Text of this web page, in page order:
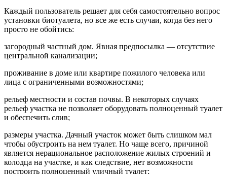
Каждый пользователь решает для себя самостоятельно вопрос
установки биотуалета, но все же есть случаи, когда без него
просто не обойтись:
загородный частный дом. Явная предпосылка — отсутствие
центральной канализации;
проживание в доме или квартире пожилого человека или
лица с ограниченными возможностями;
рельеф местности и состав почвы. В некоторых случаях
рельеф участка не позволяет оборудовать полноценный туалет
и обеспечить слив;
размеры участка. Дачный участок может быть слишком мал
чтобы обустроить на нем туалет. Но чаще всего, причиной
является нерациональное расположение жилых строений и
колодца на участке, и как следствие, нет возможности
построить полноценный уличный туалет;